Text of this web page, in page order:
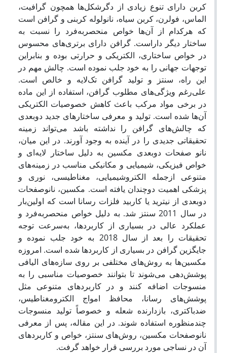
کربن دارای تنوع زیادی از دگرشکل‌ها همچون گرافیت،
الماس، فولرن، کربن سیاه، نانولوله کربنی و گرافن است
که هرکدام از آن‌ها خواص منحصربه‌فرد را نسبت به
ساختار دیگر داراست. گرافن دارای برتری‌های محسوس
در خواص ساختاری، الکتریکی و حرارتی بوده و بنابراین
توجهات جهانی را به خود جلب نموده است. چالش مهم در
این راه، سنتز و تولید گرافن تک‌لایه و خالص است.
علی‌رغم ویژگی‌های مطلوب گرافن، استفاده از این ماده
در برخی مواد مرکب باعث کاهش خصوصیات الکتریکی
آن‌ها شده است. تولید و معرفی ساختارهای جدید دوبعدی
که چالش‌های گرافن را نداشته باشد می‌تواند زمینه
تحقیقاتی جدیدی را در آینده به وجود آورند. در این میان،
نانو صفحات دوبعدی مکسین به دلیل ساختار لایه‌ای و
خواص فیزیکی، شیمیایی و مکانیکی مناسب در زمینه‌های
متنوعی ازجمله الکتروشیمیایی، مغناطیسی، نوری و
پزشکی اهمیت دوچندان یافته است. مکسین، نانوصفحات
دوبعدی از نیترید یا کاربید فلزات رسانا است که اولین‌بار
در سال 2011 سنتز شد. به دلیل خواص منحصربه‌فرد و
عملکرد عالی در بسیاری از کاربردها، به‌سرعت توجه
تحقیقات را بعد از سال 2018 به خود جلب نموده و
جایگزین گرافن در بسیاری از کاربردها شده است. امروزه
مکسین‌ها به روش‌های مختلفی بر روی سازه‌های الیافی
پوشش‌دهی می‌شوند تا بتوانند خصوصیات مناسبی را به
منسوجات اضافه کنند و در کاربردهای متنوعی مثل
پوشش‌های رسانا، محافظ امواج الکترومغناطیس،
ضدباکتری، بازدارنده شعله و خصوصاً تولید منسوجات
چندمنظوره استفاده شوند. در این مقاله، پس از معرفی
نانوصفحات مکسین، روش‌های سنتز، خواص و کاربردهای
آن در نساجی مورد بررسی قرار خواهد گرفت.